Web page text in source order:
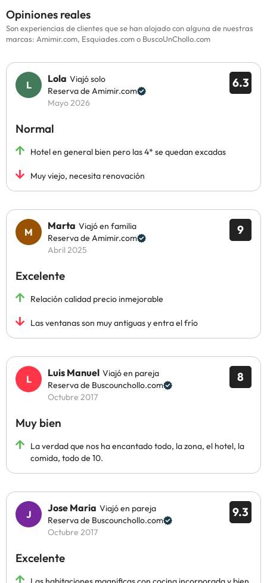
Opiniones reales
Son experiencias de clientes que se han alojado con alguna de nuestras
marcas: Amimir.com, Esquiades.com o BuscoUnChollo.com
6.3
Lola Viajó solo
Reserva de Amimir.com
Mayo 2026
Normal
Hotel en general bien pero las 4* se quedan excadas
Muy viejo, necesita renovación
9
Marta Viajó en familia
Reserva de Amimir.com
Abril 2025
Excelente
Relación calidad precio inmejorable
Las ventanas son muy antiguas y entra el frío
8
Luis Manuel Viajó en pareja
Reserva de Buscounchollo.com
Octubre 2017
Muy bien
La verdad que nos ha encantado todo, la zona, el hotel, la
comida, todo de 10.
9.3
Jose Maria Viajó en pareja
Reserva de Buscounchollo.com
Octubre 2017
Excelente